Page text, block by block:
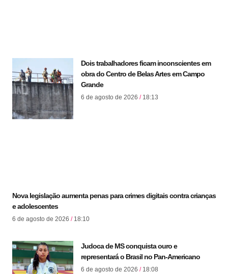
Dois trabalhadores ficam inconscientes em
obra do Centro de Belas Artes em Campo
Grande
6 de agosto de 2026 18:13
Nova legislação aumenta penas para crimes digitais contra crianças
e adolescentes
6 de agosto de 2026 18:10
Judoca de MS conquista ouro e
representará o Brasil no Pan-Americano
6 de agosto de 2026 18:08